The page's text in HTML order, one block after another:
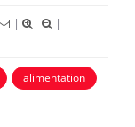
|
|
alimentation